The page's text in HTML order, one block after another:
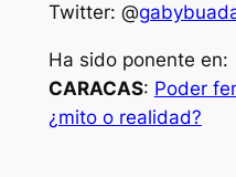
Twitter: @
Ha sido ponente en:
CARACAS: Poder
¿mito o realidad?